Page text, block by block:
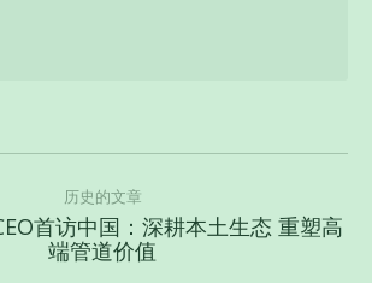
历史的文章
历
史
首访中国：深耕本土生态 重塑高
端管道价值